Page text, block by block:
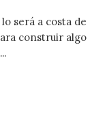
será a costa de
construir algo